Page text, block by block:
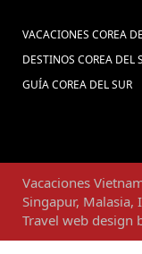
VACACIONES COREA
DESTINOS COREA DEL
GUÍA COREA DEL SUR
Vacaciones
Singapur, Malasia,
Travel web design